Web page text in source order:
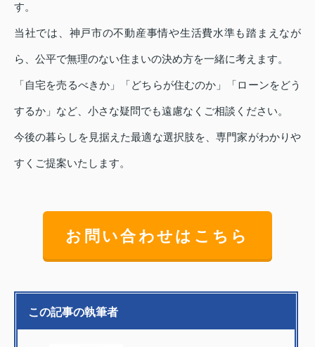
す。
当社では、神戸市の不動産事情や生活費水準も踏まえなが
ら、公平で無理のない住まいの決め方を一緒に考えます。
「自宅を売るべきか」「どちらが住むのか」「ローンをどう
するか」など、小さな疑問でも遠慮なくご相談ください。
今後の暮らしを見据えた最適な選択肢を、専門家がわかりや
すくご提案いたします。
お問い合わせはこちら
この記事の執筆者